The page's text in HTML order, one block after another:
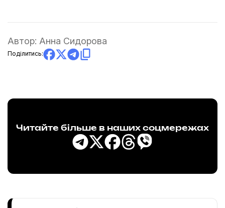
Автор: Анна Сидорова
Поділитись:
Читайте більше в наших соцмережах